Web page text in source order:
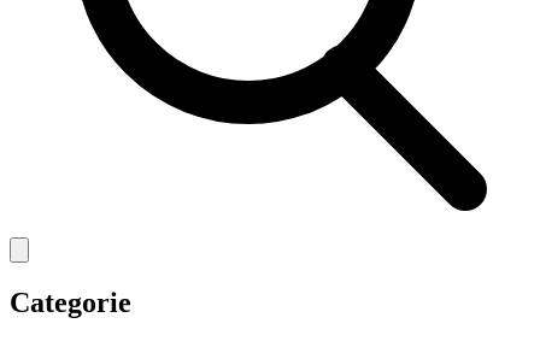
Categorie